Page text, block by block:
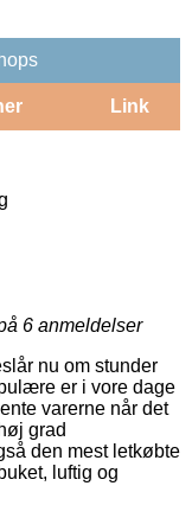
Link
6 anmeldelser
nu om stunder
er i vore dage
varerne når det
grad
den mest letkøbte
luftig og